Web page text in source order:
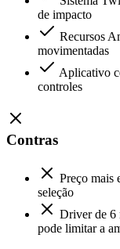
de impacto
Recursos
movimentadas
Aplicativo
controles
Contras
Preço mais
seleção
Driver de 6
pode limitar a